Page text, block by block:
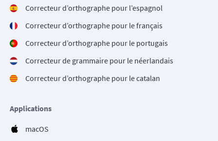
Correcteur d’orthographe pour l’espagnol
Correcteur d’orthographe pour le français
Correcteur d’orthographe pour le portugais
Correcteur de grammaire pour le néerlandais
Correcteur d’orthographe pour le catalan
Applications
macOS